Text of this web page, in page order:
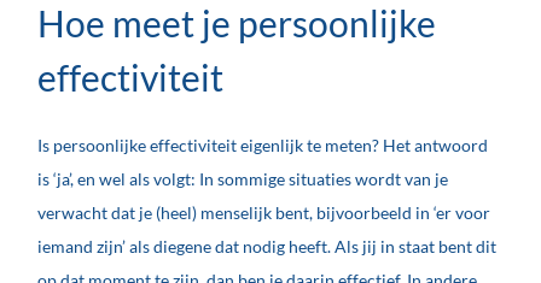
Hoe meet je persoonlijke
effectiviteit
Is persoonlijke effectiviteit eigenlijk te meten? Het antwoord
is ‘ja’, en wel als volgt: In sommige situaties wordt van je
verwacht dat je (heel) menselijk bent, bijvoorbeeld in ‘er voor
iemand zijn’ als diegene dat nodig heeft. Als jij in staat bent dit